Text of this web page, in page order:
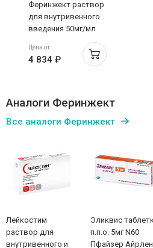
Феринжект раствор
для внутривенного
введения 50мг/мл
Цена от
4 834 ₽
Аналоги Феринжект
Все аналоги Феринжект
Лейкостим
раствор для
внутривенного и
Эликвис
п.п.о. 5мг N60
Пфайзер